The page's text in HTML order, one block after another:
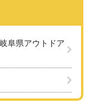
阜県アウトドア